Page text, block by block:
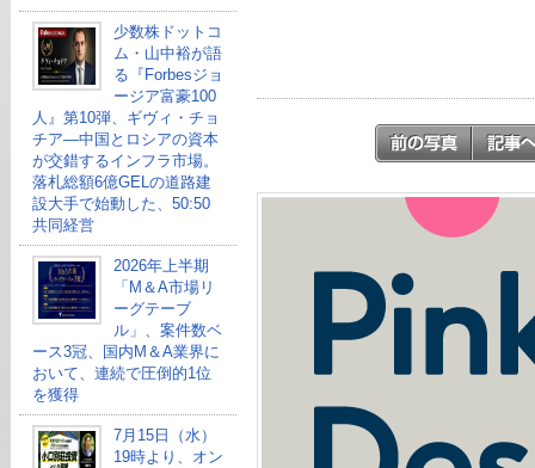
少数株ドットコ
ム・山中裕が語
る『Forbesジョ
ージア富豪100
人』第10弾、ギヴィ・チョ
チア―中国とロシアの資本
が交錯するインフラ市場。
落札総額6億GELの道路建
設大手で始動した、50:50
共同経営
2026年上半期
「M＆A市場リ
ーグテーブ
ル」、案件数ベ
ース3冠、国内M＆A業界に
おいて、連続で圧倒的1位
を獲得
7月15日（水）
19時より、オン